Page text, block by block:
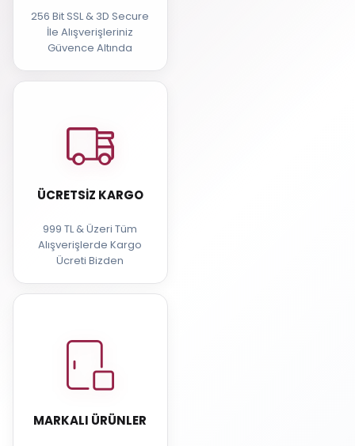
256 Bit SSL & 3D Secure
İle Alışverişleriniz
Güvence Altında
ÜCRETSIZ KARGO
999 TL & Üzeri Tüm
Alışverişlerde Kargo
Ücreti Bizden
MARKALI ÜRÜNLER